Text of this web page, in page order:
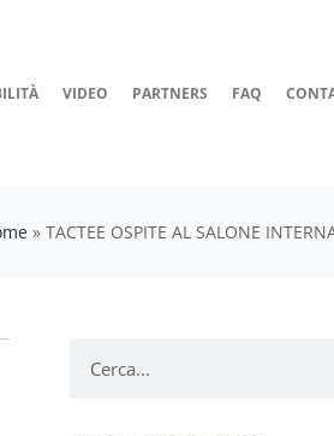
VIDEO PARTNERS FAQ
» TACTEE OSPITE AL SALONE